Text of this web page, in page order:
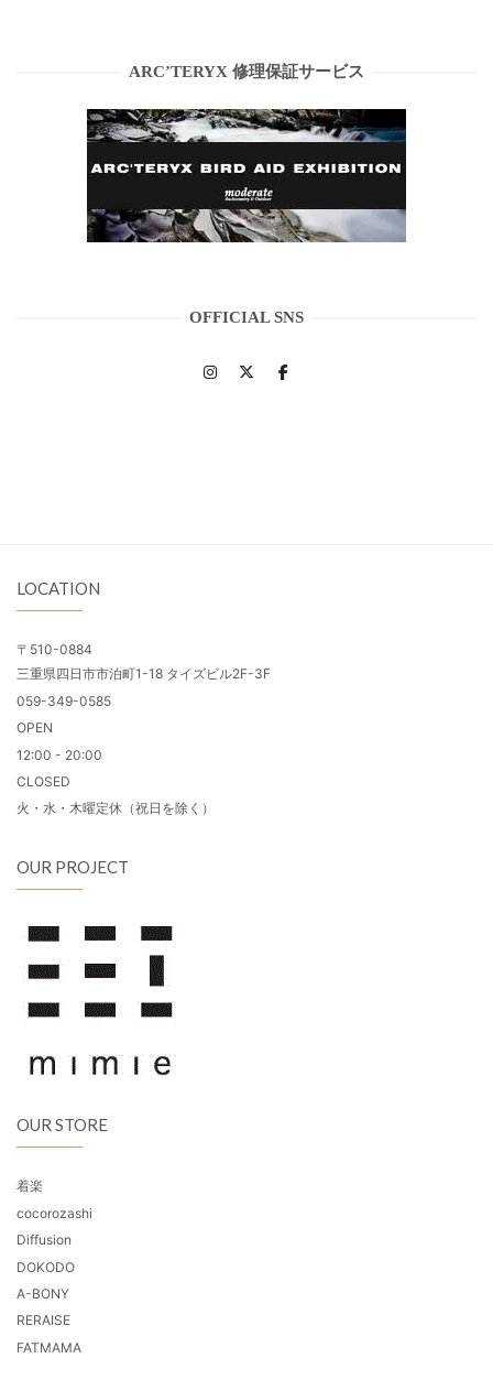
ARC’TERYX 修理保証サービス
OFFICIAL SNS
LOCATION
〒510-0884
三重県四日市市泊町1-18 タイズビル2F-3F
059-349-0585
OPEN
12:00 - 20:00
CLOSED
火・水・木曜定休（祝日を除く）
OUR PROJECT
OUR STORE
着楽
cocorozashi
Diffusion
DOKODO
A-BONY
RERAISE
FATMAMA